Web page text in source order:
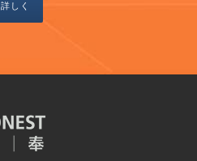
詳しく